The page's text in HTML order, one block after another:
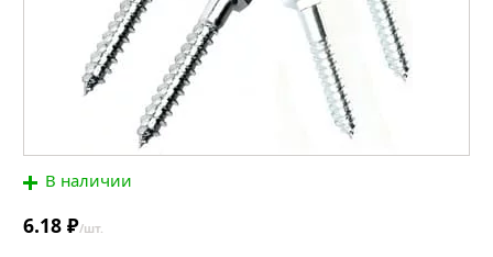
В наличии
6.18 ₽/шт.